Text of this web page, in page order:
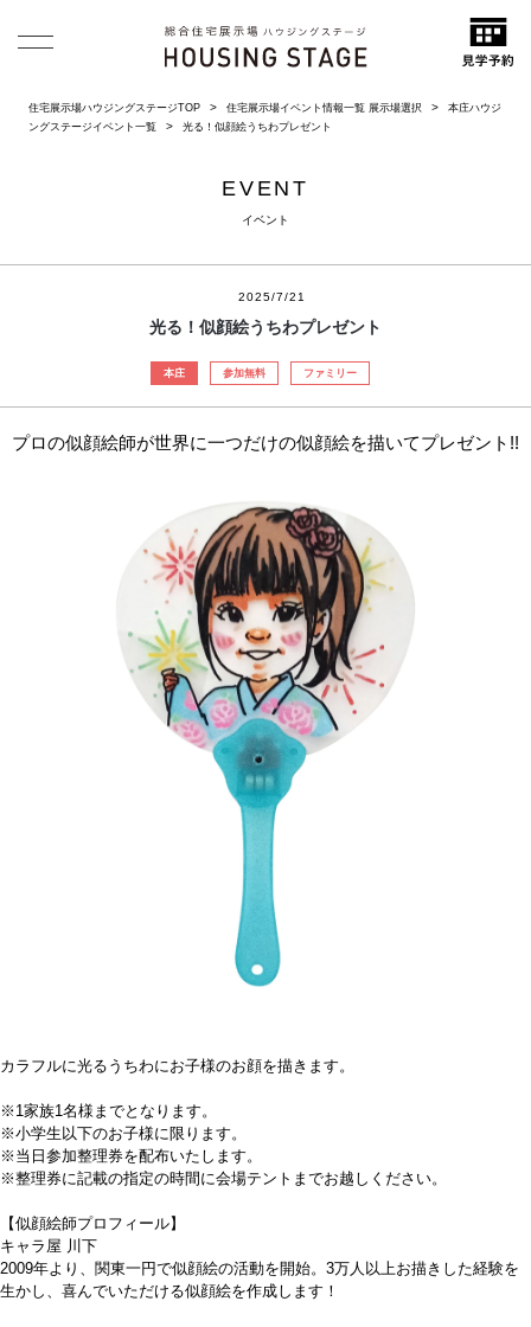
住宅展示場ハウジングステージTOP 住宅展示場イベント情報一覧 展示場選択
本庄ハウジ
ングステージイベント一覧
光る！似顔絵うちわプレゼント
EVENT
イベント
2025/7/21
光る！似顔絵うちわプレゼント
本庄 参加無料 ファミリー
プロの似顔絵師が世界に一つだけの似顔絵を描いてプレゼント!!
カラフルに光るうちわにお子様のお顔を描きます。
※1家族1名様までとなります。
※小学生以下のお子様に限ります。
※当日参加整理券を配布いたします。
※整理券に記載の指定の時間に会場テントまでお越しください。
【似顔絵師プロフィール】
キャラ屋 川下
2009年より、関東一円で似顔絵の活動を開始。3万人以上お描きした経験を
生かし、喜んでいただける似顔絵を作成します！